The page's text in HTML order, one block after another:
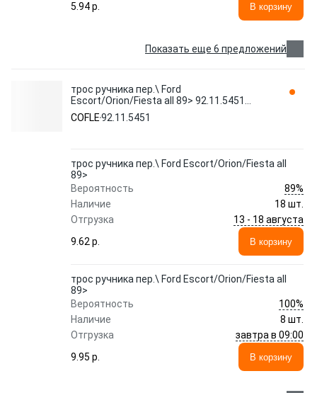
5.94 p.
В корзину
Показать еще 6 предложений
трос ручника пер.\ Ford
Escort/Orion/Fiesta all 89> 92.11.5451
COFLE
COFLE92.11.5451
трос ручника пер.\ Ford Escort/Orion/Fiesta all
89>
Вероятность
89%
Наличие
18 шт.
Отгрузка
13 - 18 августа
9.62 p.
В корзину
трос ручника пер.\ Ford Escort/Orion/Fiesta all
89>
Вероятность
100%
Наличие
8 шт.
Отгрузка
завтра в 09:00
9.95 p.
В корзину